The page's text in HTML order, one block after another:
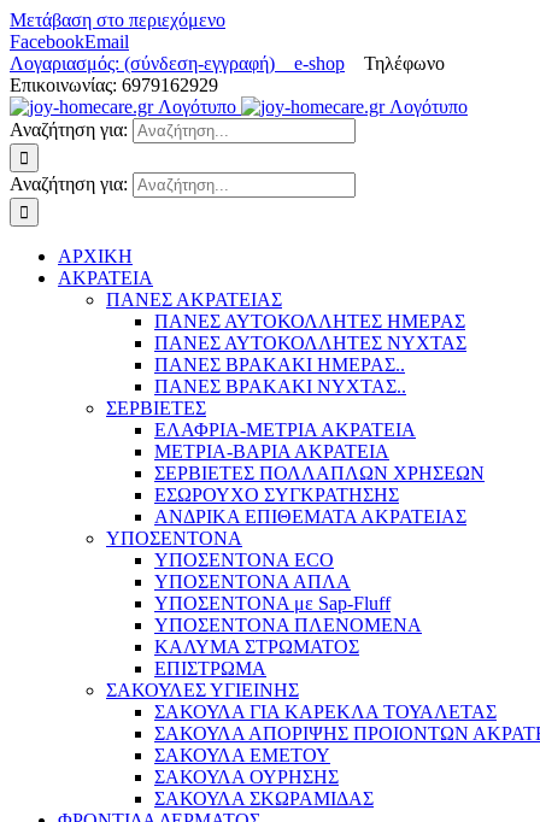
Μετάβαση στο περιεχόμενο
FacebookEmail
Λογαριασμός: (σύνδεση-εγγραφή) e-shop Τηλέφωνο
Επικοινωνίας: 6979162929
Αναζήτηση για:
Αναζήτηση για:
ΑΡΧΙΚΗ
ΑΚΡΑΤΕΙΑ
ΠΑΝΕΣ ΑΚΡΑΤΕΙΑΣ
ΠΑΝΕΣ ΑΥΤΟΚΟΛΛΗΤΕΣ ΗΜΕΡΑΣ
ΠΑΝΕΣ ΑΥΤΟΚΟΛΛΗΤΕΣ ΝΥΧΤΑΣ
ΠΑΝΕΣ ΒΡΑΚΑΚΙ ΗΜΕΡΑΣ..
ΠΑΝΕΣ ΒΡΑΚΑΚΙ ΝΥΧΤΑΣ..
ΣΕΡΒΙΕΤΕΣ
ΕΛΑΦΡΙΑ-ΜΕΤΡΙΑ ΑΚΡΑΤΕΙΑ
ΜΕΤΡΙΑ-ΒΑΡΙΑ ΑΚΡΑΤΕΙΑ
ΣΕΡΒΙΕΤΕΣ ΠΟΛΛΑΠΛΩΝ ΧΡΗΣΕΩΝ
ΕΣΩΡΟΥΧΟ ΣΥΓΚΡΑΤΗΣΗΣ
ΑΝΔΡΙΚΑ ΕΠΙΘΕΜΑΤΑ ΑΚΡΑΤΕΙΑΣ
ΥΠΟΣΕΝΤΟΝΑ
ΥΠΟΣΕΝΤΟΝΑ ECO
ΥΠΟΣΕΝΤΟΝΑ ΑΠΛΑ
ΥΠΟΣΕΝΤΟΝΑ με Sap-Fluff
ΥΠΟΣΕΝΤΟΝΑ ΠΛΕΝΟΜΕΝΑ
ΚΑΛΥΜΑ ΣΤΡΩΜΑΤΟΣ
ΕΠΙΣΤΡΩΜΑ
ΣΑΚΟΥΛΕΣ ΥΓΙΕΙΝΗΣ
ΣΑΚΟΥΛΑ ΓΙΑ ΚΑΡΕΚΛΑ ΤΟΥΑΛΕΤΑΣ
ΣΑΚΟΥΛΑ ΑΠΟΡΙΨΗΣ ΠΡΟΙΟΝΤΩΝ
ΣΑΚΟΥΛΑ ΕΜΕΤΟΥ
ΣΑΚΟΥΛΑ ΟΥΡΗΣΗΣ
ΣΑΚΟΥΛΑ ΣΚΩΡΑΜΙΔΑΣ